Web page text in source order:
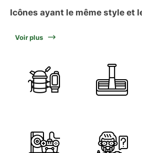
Icônes ayant le même style et
Voir plus